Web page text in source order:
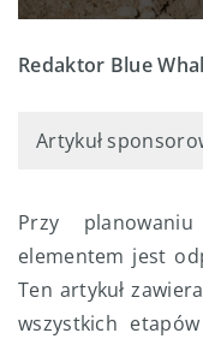
Redaktor Blue
Artykuł
Przy
elementem jest
Ten artykuł
wszystkich